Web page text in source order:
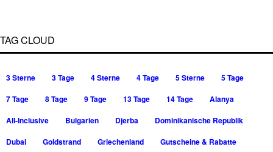
TAG CLOUD
3 Sterne 3 Tage 4 Sterne 4 Tage 5 Sterne
5 Tage
7 Tage
8 Tage 9 Tage 13 Tage 14 Tage
Alanya
All-Inclusive
Bulgarien Djerba
Dominikanische Republik
Dubai
Goldstrand Griechenland
Gutscheine & Rabatte